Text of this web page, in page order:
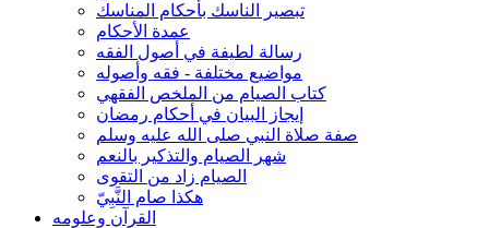
تبصير الناسك بأحكام المناسك
عمدة الأحكام
رسالة لطيفة في أصول الفقه
مواضيع مختلفة - فقه وأصوله
كتاب الصيام من الملخص الفقهي
إيجاز البيان في أحكام رمضان
صفة صلاة النبي صلى الله عليه وسلم
شهر الصيام والتذكير بالنعم
الصيام زاد من التقوى
هكذا صام النَّبِيّ
القرآن وعلومه